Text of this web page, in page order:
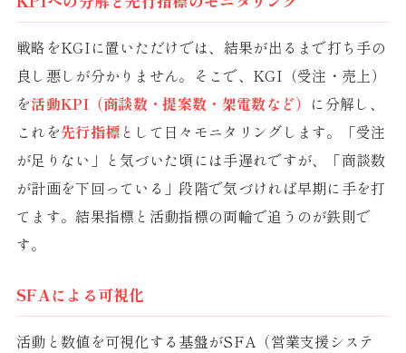
戦略をKGIに置いただけでは、結果が出るまで打ち手の
良し悪しが分かりません。そこで、KGI（受注・売上）
を活動KPI（商談数・提案数・架電数など） に分解し、
これを先行指標 として日々モニタリングします。「受注
が足りない」と気づいた頃には手遅れですが、「商談数
が計画を下回っている」段階で気づければ早期に手を打
てます。結果指標と活動指標の両輪で追うのが鉄則で
す。
SFAによる可視化
活動と数値を可視化する基盤がSFA（営業支援システ